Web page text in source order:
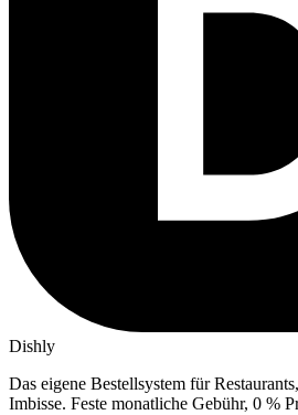
Dishly
Das eigene Bestellsystem für
Imbisse. Feste monatliche Gebühr, 0 %